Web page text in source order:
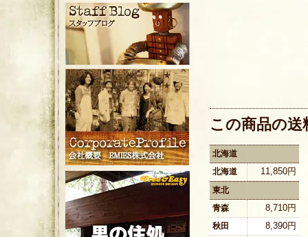
この商品の
北海道
北海道
11,850円
東北
青森
8,710円
秋田 8,390円